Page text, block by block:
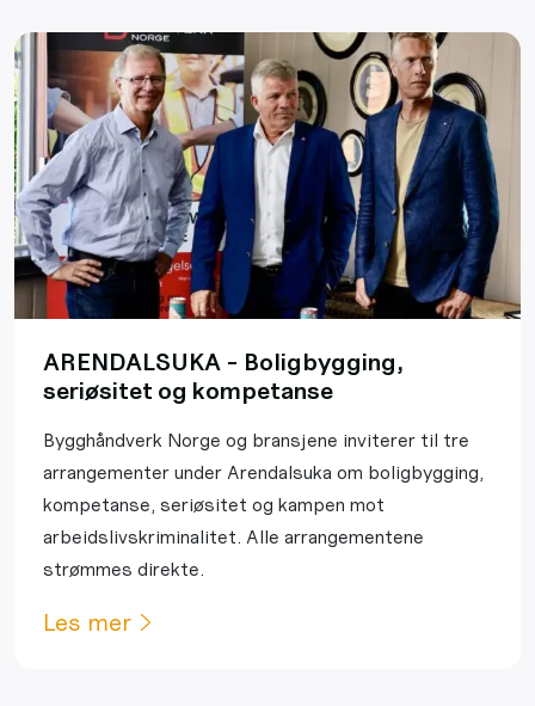
ARENDALSUKA - Boligbygging,
seriøsitet og kompetanse
Bygghåndverk Norge og bransjene inviterer til tre
arrangementer under Arendalsuka om boligbygging,
kompetanse, seriøsitet og kampen mot
arbeidslivskriminalitet. Alle arrangementene
strømmes direkte.
Les mer